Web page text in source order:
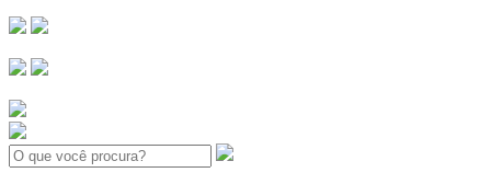
Search: